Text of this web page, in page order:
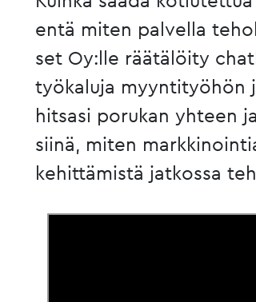
entä miten palvella
set Oy:lle räätälöity
työkaluja myyntityöhön
hitsasi porukan yhteen
siinä, miten
kehittämistä jatkossa